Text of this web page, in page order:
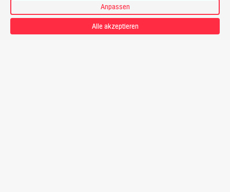
Leistungen nicht inbegriffen
Nicht erwähnte Mahlzeiten und Getränke
Anpassen
Alle akzeptieren